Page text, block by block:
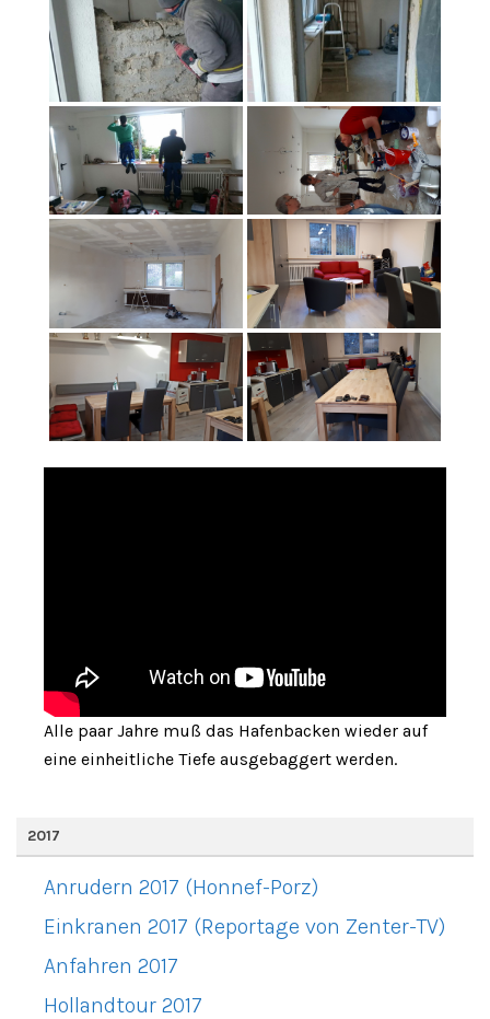
Alle paar Jahre muß das Hafenbacken wieder auf
eine einheitliche Tiefe ausgebaggert werden.
2017
Anrudern 2017 (Honnef-Porz)
Einkranen 2017 (Reportage von Zenter-TV)
Anfahren 2017
Hollandtour 2017